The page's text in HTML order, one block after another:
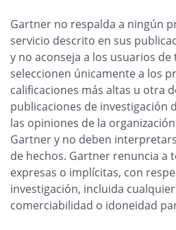
Gartner no respalda a ningún
servicio descrito en sus
y no aconseja a los usuarios
seleccionen únicamente a los
calificaciones más altas u otra
publicaciones de investigación
las opiniones de la
Gartner y no deben
de hechos. Gartner renuncia a
expresas o implícitas, con
investigación, incluida
comerciabilidad o idoneidad